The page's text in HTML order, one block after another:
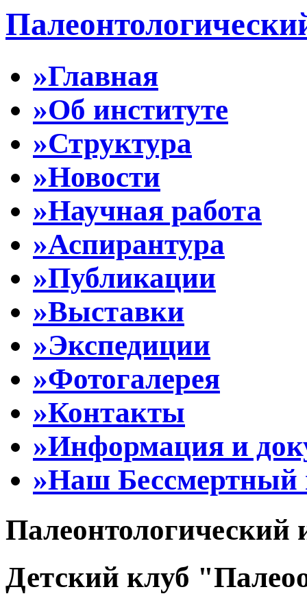
»Главная
»Об институте
»Структура
»Новости
»Научная работа
»Аспирантура
»Публикации
»Выставки
»Экспедиции
»Фотогалерея
»Контакты
»Информация и
»Наш Бессмертный
Палеонтологический
Детский клуб